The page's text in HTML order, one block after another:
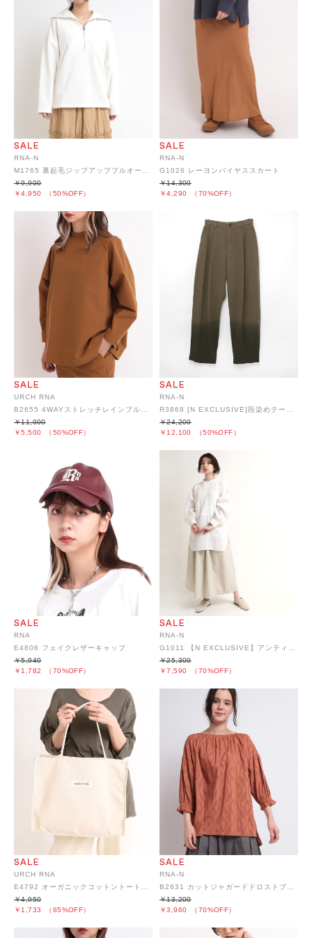
RNA-N
￥4,950 （50%OFF）
￥9,900
RNA-N
G1026 レーヨンバイヤススカート
￥4,290 （70%OFF）
￥14,300
URCH RNA
￥5,500 （50%OFF）
￥11,000
RNA-N
￥12,100 （50%OFF）
￥24,200
RNA
E4806 フェイクレザーキャップ
￥1,782 （70%OFF）
￥5,940
RNA-N
G1011 【N EXCLUSIVE】アンティークリネンギャザースカート
￥7,590 （70%OFF）
￥25,300
URCH RNA
￥1,733 （65%OFF）
￥4,950
RNA-N
￥3,960 （70%OFF）
￥13,200